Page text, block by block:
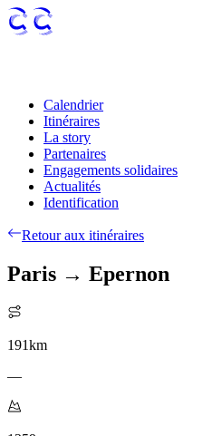
Calendrier
Itinéraires
La story
Partenaires
Engagements solidaires
Actualités
Identification
Retour aux itinéraires
Paris → Epernon
191km
—